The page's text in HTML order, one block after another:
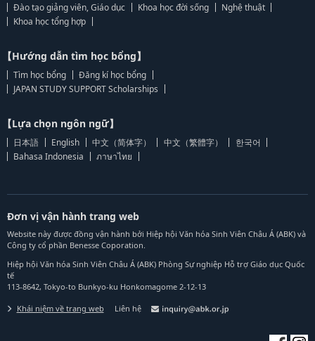
Đào tạo giảng viên, Giáo dục
Khoa học đời sống
Nghệ thuật
Khoa học tổng hợp
【Hướng dẫn tìm học bổng】
Tìm học bổng
Đăng kí học bổng
JAPAN STUDY SUPPORT Scholarships
【Lựa chọn ngôn ngữ】
日本語 English 中文（简体字） 中文（繁體字）
한국어
Bahasa Indonesia
ภาษาไทย
Đơn vị vận hành trang web
Website này được đồng vận hành bởi Hiệp hội Văn hóa Sinh Viên Châu Á (ABK) và
Công ty cổ phần Benesse Coporation.
Hiệp hội Văn hóa Sinh Viên Châu Á (ABK) Phòng Sự nghiệp Hỗ trợ Giáo dục Quốc
tế
113-8642, Tokyo-to Bunkyo-ku Honkomagome 2-12-13
Khái niệm về trang web Liên hệ